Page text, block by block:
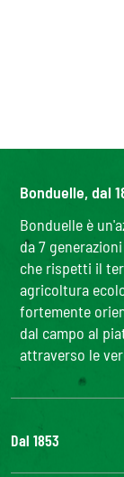
Bonduelle, dal
Bonduelle è
da 7
che rispetti il
agricoltura
fortemente
dal campo al
attraverso le
Dal 1853
Il Gruppo